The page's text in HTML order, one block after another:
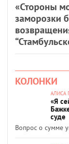
«Стороны
заморозки
КОЛОНКИ
АЛИСА
«Я
суде
Вопрос о сумме